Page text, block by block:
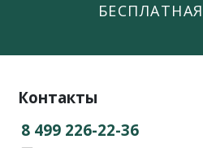
Контакты
8 499 226-22-36